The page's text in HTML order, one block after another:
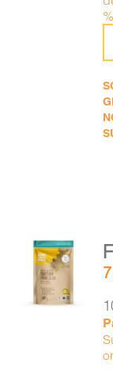
AJOUTER
AU
PANIER
/